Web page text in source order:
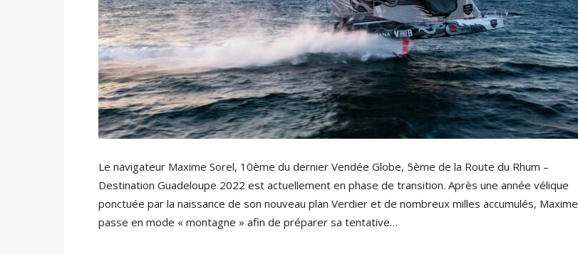
Le navigateur Maxime Sorel, 10ème du dernier Vendée Globe, 5ème de la Route du Rhum –
Destination Guadeloupe 2022 est actuellement en phase de transition. Après une année vélique
ponctuée par la naissance de son nouveau plan Verdier et de nombreux milles accumulés, Maxime
passe en mode « montagne » afin de préparer sa tentative…